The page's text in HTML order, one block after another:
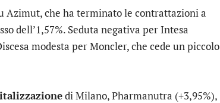
Azimut, che ha terminato le contrattazioni a
dell’1,57%. Seduta negativa per Intesa
modesta perMoncler, che cede un piccolo
di Milano,Pharmanutra (+3,95%),